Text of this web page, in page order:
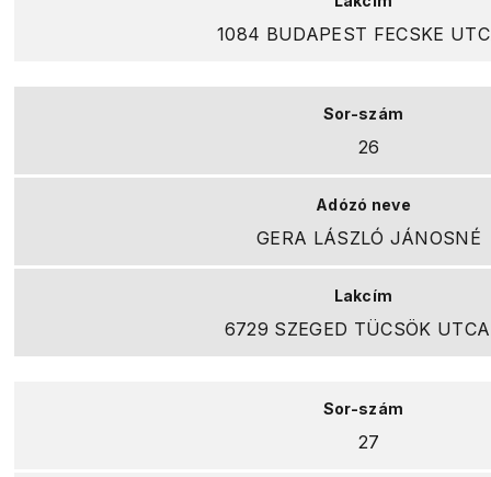
1084 BUDAPEST FECSKE
26
GERA LÁSZLÓ JÁNOSNÉ
6729 SZEGED TÜCSÖK
27